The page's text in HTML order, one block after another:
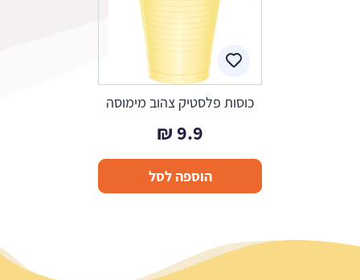
כוסות פלסטיק צהוב מימוסה
9.9
₪
הוספה לסל